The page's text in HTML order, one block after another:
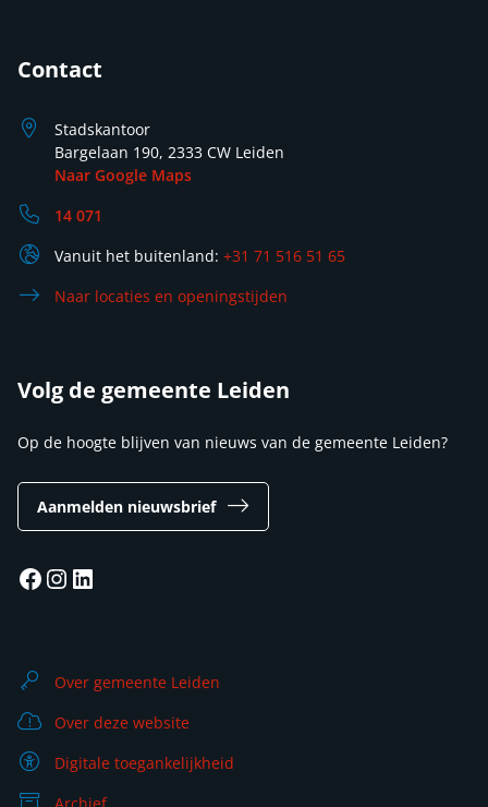
Contact
Stadskantoor
Bargelaan 190, 2333 CW Leiden
Naar Google Maps
14 071
Vanuit het buitenland: +31 71 516 51 65
Naar locaties en openingstijden
Volg de gemeente Leiden
Op de hoogte blijven van nieuws van de gemeente Leiden?
Aanmelden nieuwsbrief
Facebook
Instagram
LinkedIn
Over gemeente Leiden
Over deze website
Digitale toegankelijkheid